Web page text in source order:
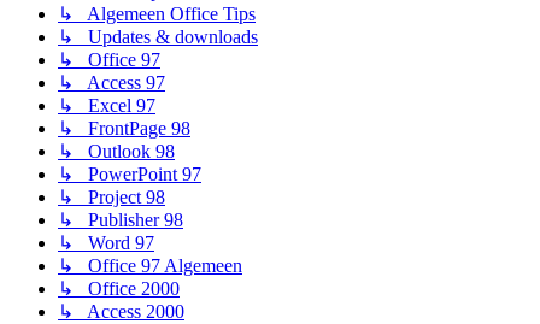
↳ Algemeen Office Tips
↳ Updates & downloads
↳ Office 97
↳ Access 97
↳ Excel 97
↳ FrontPage 98
↳ Outlook 98
↳ PowerPoint 97
↳ Project 98
↳ Publisher 98
↳ Word 97
↳ Office 97 Algemeen
↳ Office 2000
↳ Access 2000